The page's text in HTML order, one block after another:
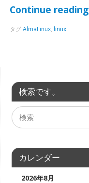
Continue reading
タグAlmaLinux, linux
検索です。
カレンダー
2026年8月